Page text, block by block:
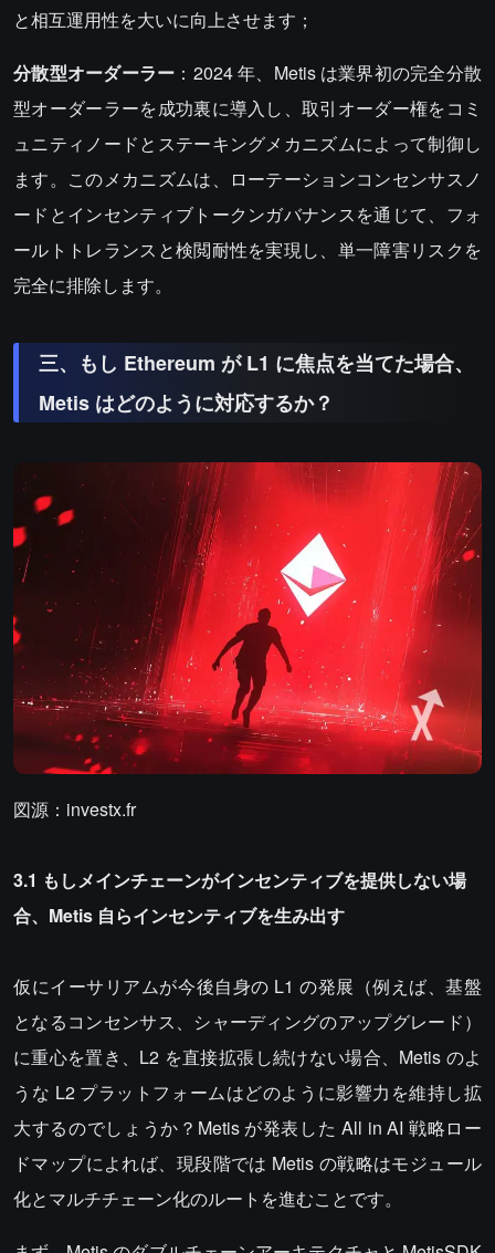
と相互運用性を大いに向上させます；
分散型オーダーラー ：2024 年、Metis は業界初の完全分散
型オーダーラーを成功裏に導入し、取引オーダー権をコミ
ュニティノードとステーキングメカニズムによって制御し
ます。このメカニズムは、ローテーションコンセンサスノ
ードとインセンティブトークンガバナンスを通じて、フォ
ールトトレランスと検閲耐性を実現し、単一障害リスクを
完全に排除します。
三、もし Ethereum が L1 に焦点を当てた場合、
Metis はどのように対応するか？
図源：investx.fr
3.1 もしメインチェーンがインセンティブを提供しない場
合、Metis 自らインセンティブを生み出す
仮にイーサリアムが今後自身の L1 の発展（例えば、基盤
となるコンセンサス、シャーディングのアップグレード）
に重心を置き、L2 を直接拡張し続けない場合、Metis のよ
うな L2 プラットフォームはどのように影響力を維持し拡
大するのでしょうか？Metis が発表した All in AI 戦略ロー
ドマップによれば、現段階では Metis の戦略はモジュール
化とマルチチェーン化のルートを進むことです。